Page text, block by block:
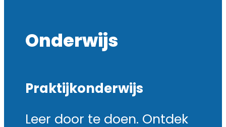
Onderwijs
Praktijkonderwijs
Leer door te doen. Ontdek